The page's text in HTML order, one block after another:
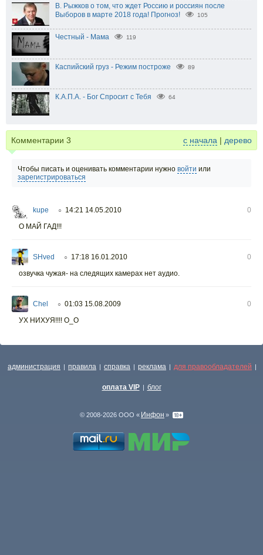
В. Рыжков о том, что ждет Россию и россиян после
Выборов в марте 2018 года! Прогноз!
105
Честный - Мама 119
Каспийский груз - Режим построже 89
К.А.П.А. - Бог Спросит с Тебя 64
Комментарии 3 с начала | дерево
Чтобы писать и оценивать комментарии нужно войти или
зарегистрироваться
kupe ○ 14:21 14.05.2010
0
О МАЙ ГАД!!!
SHved ○ 17:18 16.01.2010
0
озвучка чужая- на следящих камерах нет аудио.
Chel ○ 01:03 15.08.2009
0
УХ НИХУЯ!!!! О_О
администрация | правила | справка | реклама | для правообладателей |
оплата VIP | блог
© 2008-2026 ООО « Инфон »